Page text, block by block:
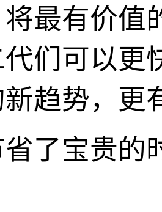
最有价值
们可以更
趋势，更
了宝贵的